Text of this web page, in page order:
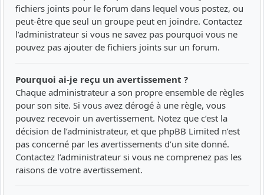
fichiers joints pour le forum dans lequel vous postez, ou
peut-être que seul un groupe peut en joindre. Contactez
l’administrateur si vous ne savez pas pourquoi vous ne
pouvez pas ajouter de fichiers joints sur un forum.
Pourquoi ai-je reçu un avertissement ?
Chaque administrateur a son propre ensemble de règles
pour son site. Si vous avez dérogé à une règle, vous
pouvez recevoir un avertissement. Notez que c’est la
décision de l’administrateur, et que phpBB Limited n’est
pas concerné par les avertissements d’un site donné.
Contactez l’administrateur si vous ne comprenez pas les
raisons de votre avertissement.